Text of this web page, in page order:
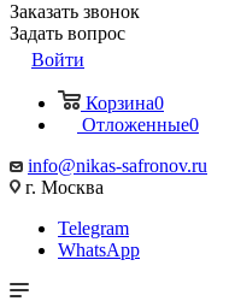
Заказать звонок
Задать вопрос
Войти
Корзина0
Отложенные0
info@nikas-safronov.ru
г. Москва
Telegram
WhatsApp